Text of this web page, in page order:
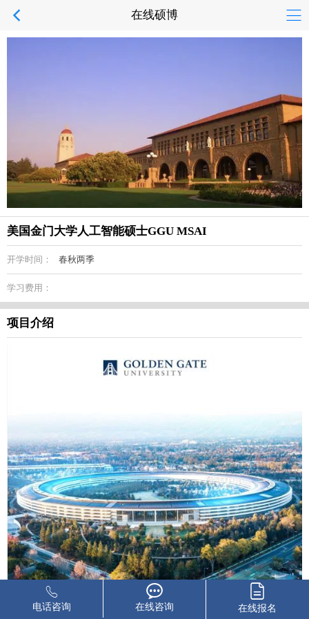
在线硕博
美国金门大学人工智能硕士GGU MSAI
开学时间： 春秋两季
学习费用：
项目介绍
电话咨询 在线咨询 在线报名